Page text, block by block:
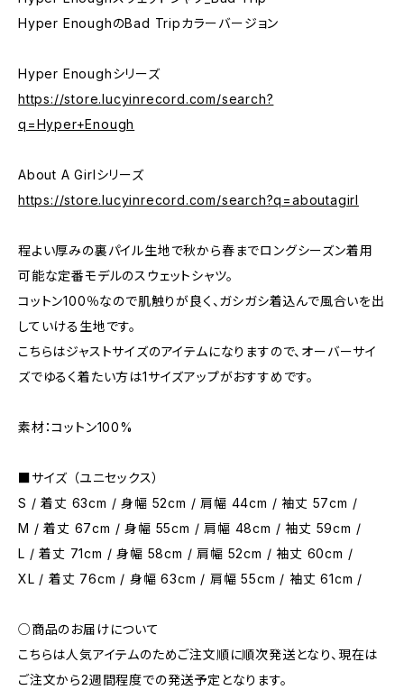
Hyper EnoughのBad Tripカラーバージョン
Hyper Enoughシリーズ
https://store.lucyinrecord.com/search?
q=Hyper+Enough
About A Girlシリーズ
https://store.lucyinrecord.com/search?q=aboutagirl
程よい厚みの裏パイル生地で秋から春までロングシーズン着用
可能な定番モデルのスウェットシャツ。
コットン100％なので肌触りが良く、ガシガシ着込んで風合いを出
していける生地です。
こちらはジャストサイズのアイテムになりますので、オーバーサイ
ズでゆるく着たい方は1サイズアップがおすすめです。
素材：コットン100%
■サイズ （ユニセックス）
S / 着丈 63cm / 身幅 52cm / 肩幅 44cm / 袖丈 57cm /
M / 着丈 67cm / 身幅 55cm / 肩幅 48cm / 袖丈 59cm /
L / 着丈 71cm / 身幅 58cm / 肩幅 52cm / 袖丈 60cm /
XL / 着丈 76cm / 身幅 63cm / 肩幅 55cm / 袖丈 61cm /
○商品のお届けについて
こちらは人気アイテムのためご注文順に順次発送となり、現在は
ご注文から2週間程度での発送予定となります。